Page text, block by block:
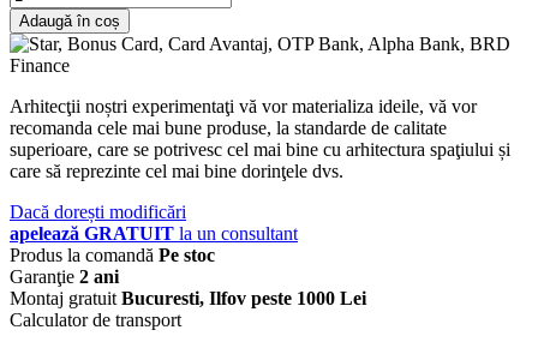
Adaugă în coș
Arhitecţii noștri experimentaţi vă vor materializa ideile, vă vor
recomanda cele mai bune produse, la standarde de calitate
superioare, care se potrivesc cel mai bine cu arhitectura spaţiului și
care să reprezinte cel mai bine dorinţele dvs.
Dacă dorești modificări
apelează GRATUIT la un consultant
Produs la comandă Pe stoc
Garanţie 2 ani
Montaj gratuit Bucuresti, Ilfov peste 1000 Lei
Calculator de transport